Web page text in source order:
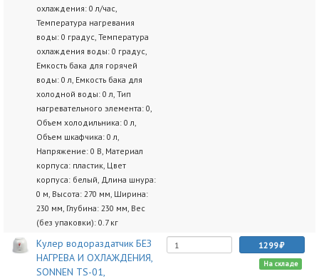
охлаждения: 0 л/час,
Температура нагревания
воды: 0 градус, Температура
охлаждения воды: 0 градус,
Емкость бака для горячей
воды: 0 л, Емкость бака для
холодной воды: 0 л, Тип
нагревательного элемента: 0,
Объем холодильника: 0 л,
Объем шкафчика: 0 л,
Напряжение: 0 В, Материал
корпуса: пластик, Цвет
корпуса: белый, Длина шнура:
0 м, Высота: 270 мм, Ширина:
230 мм, Глубина: 230 мм, Вес
(без упаковки): 0.7 кг
Кулер водораздатчик БЕЗ
НАГРЕВА И ОХЛАЖДЕНИЯ,
SONNEN TS-01,
1299
На складе